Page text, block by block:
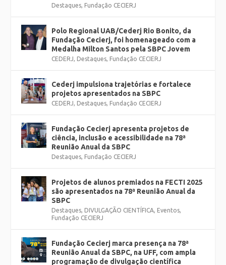
Destaques Fundação CECIERJ
Polo Regional UAB/Cederj Rio Bonito, da
Fundação Cecierj, foi homenageado com a
Medalha Milton Santos pela SBPC Jovem
CEDERJ Destaques Fundação CECIERJ
Cederj impulsiona trajetórias e fortalece
projetos apresentados na SBPC
CEDERJ Destaques Fundação CECIERJ
Fundação Cecierj apresenta projetos de
ciência, inclusão e acessibilidade na 78ª
Reunião Anual da SBPC
Destaques Fundação CECIERJ
Projetos de alunos premiados na FECTI 2025
são apresentados na 78ª Reunião Anual da
SBPC
Destaques DIVULGAÇÃO CIENTÍFICA Eventos
Fundação CECIERJ
Fundação Cecierj marca presença na 78ª
Reunião Anual da SBPC, na UFF, com ampla
programação de divulgação científica